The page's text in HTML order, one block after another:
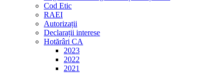
Cod Etic
RAEI
Autorizații
Declarații interese
Hotărâri CA
2023
2022
2021